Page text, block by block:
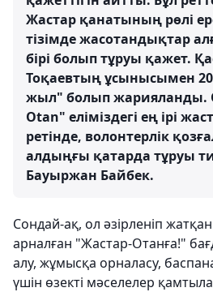
Жастар қанатының рөлі
тізімде жасотандықтар
бірі болып тұруы қажет.
Тоқаевтың ұсынысымен
жыл" болып жарияланды.
Otan" еліміздегі ең ірі
ретінде, волонтерлік
алдыңғы қатарда тұруы
Бауыржан Байбек.
Сондай-ақ, ол әзірленіп
арналған "Жастар-Отанға!"
алу, жұмысқа орналасу,
үшін өзекті мәселелер